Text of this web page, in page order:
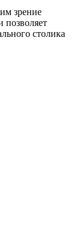
зрение
позволяет
столика